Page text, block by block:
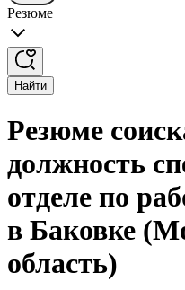
Резюме
Найти
Резюме
должность
отделе по
в Баковке
область)